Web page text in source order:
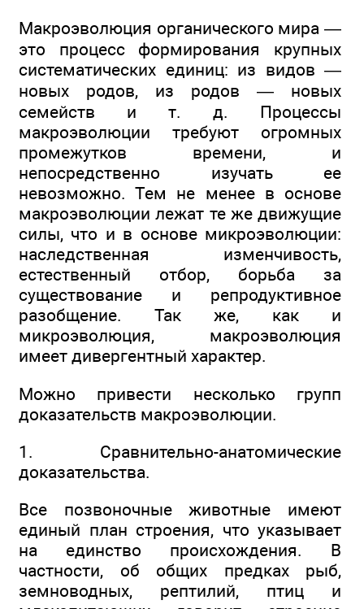
Макроэволюция органического мира —
это процесс формирования крупных
систематических единиц: из видов —
новых родов, из родов — новых
семейств и т. д. Процессы
макроэволюции требуют огромных
промежутков времени, и
непосредственно изучать ее
невозможно. Тем не менее в основе
макроэволюции лежат те же движущие
силы, что и в основе микроэволюции:
наследственная изменчивость,
естественный отбор, борьба за
существование и репродуктивное
разобщение. Так же, как и
микроэволюция, макроэволюция
имеет дивергентный характер.
Можно привести несколько групп
доказательств макроэволюции.
1. Сравнительно-анатомические
доказательства.
Все позвоночные животные имеют
единый план строения, что указывает
на единство происхождения. В
частности, об общих предках рыб,
земноводных, рептилий, птиц и